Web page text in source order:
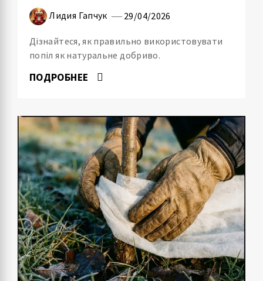
Лидия Гапчук 29/04/2026
Дізнайтеся, як правильно використовувати
попіл як натуральне добриво.
ПОДРОБНЕЕ